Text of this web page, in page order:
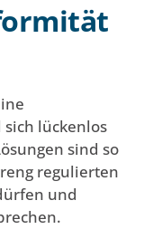
lückenlos
sind so
regulierten
und